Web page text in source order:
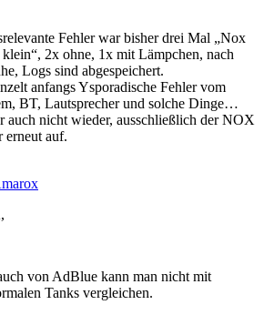
Fehler war bisher drei Mal „Nox
klein“, 2x ohne, 1x mit Lämpchen, nach
Logs sind abgespeichert.
anfangs Ysporadische Fehler vom
BT, Lautsprecher und solche Dinge…
auch nicht wieder, ausschließlich der NOX
erneut auf.
von AdBlue kann man nicht mit
Tanks vergleichen.